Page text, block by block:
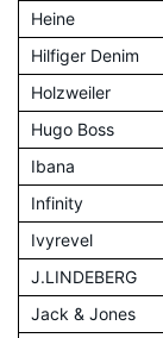
Heine
Hilfiger Denim
Holzweiler
Hugo Boss
Ibana
Infinity
Ivyrevel
J.LINDEBERG
Jack & Jones